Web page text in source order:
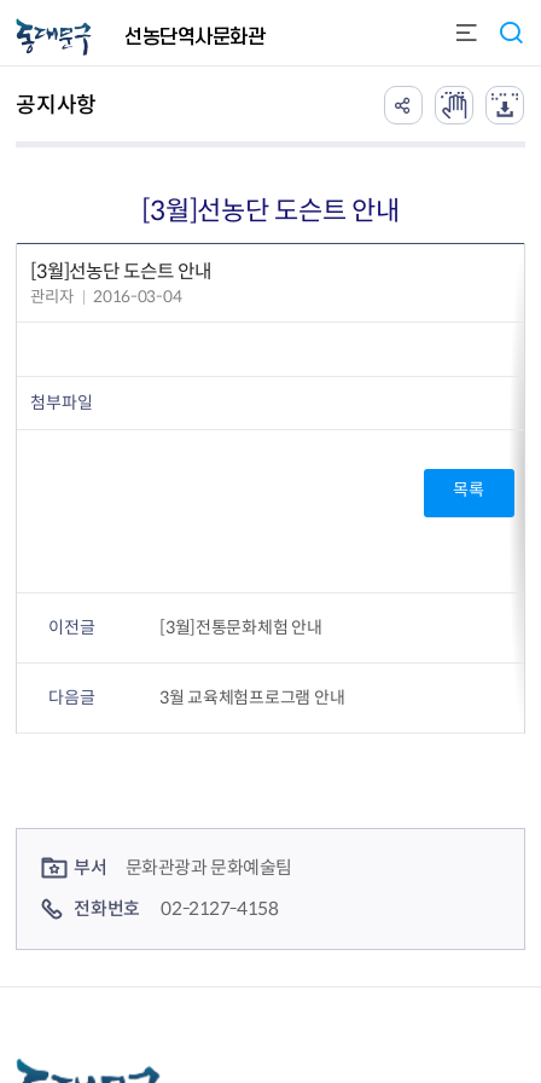
선농단역사문화관
공지사항
[3월]선농단 도슨트 안내
[3월]선농단 도슨트 안내
관리자 2016-03-04
첨부파일
목록
이전글 [3월]전통문화체험 안내
다음글 3월 교육체험프로그램 안내
부서
문화관광과 문화예술팀
전화번호
02-2127-4158